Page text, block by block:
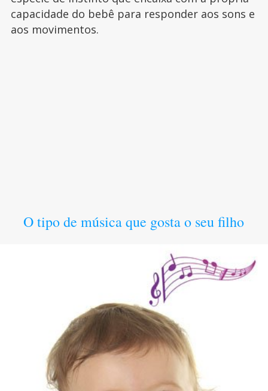
capacidade do bebê para responder aos sons e
aos movimentos.
O tipo de música que gosta o seu filho